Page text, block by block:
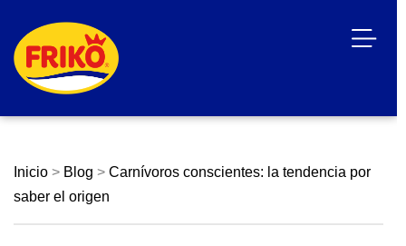
Inicio > Blog > Carnívoros conscientes: la tendencia por
saber el origen